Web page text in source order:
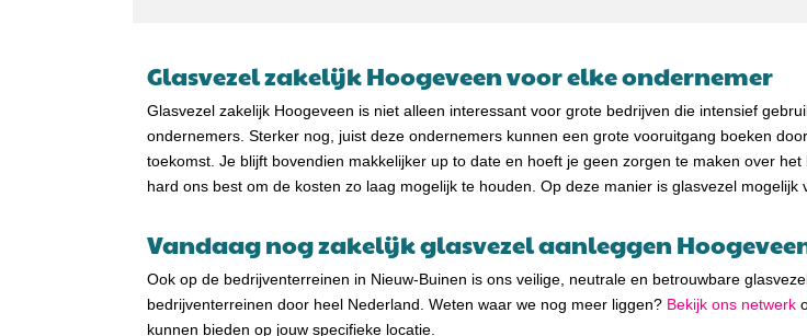
Glasvezel zakelijk Hoogeveen voor elke ondernemer
Glasvezel zakelijk Hoogeveen is niet alleen interessant voor grote bedrijven die intensief
ondernemers. Sterker nog, juist deze ondernemers kunnen een grote vooruitgang boeken
toekomst. Je blijft bovendien makkelijker up to date en hoeft je geen zorgen te maken over
hard ons best om de kosten zo laag mogelijk te houden. Op deze manier is glasvezel mogelijk
Vandaag nog zakelijk glasvezel aanleggen
Ook op de bedrijventerreinen in Nieuw-Buinen is ons veilige, neutrale en betrouwbare
bedrijventerreinen door heel Nederland. Weten waar we nog meer liggen? Bekijk ons netwerk
kunnen bieden op jouw specifieke locatie.